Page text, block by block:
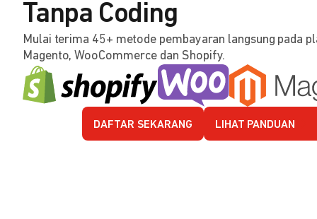
Tanpa Coding
Mulai terima 45+ metode pembayaran langsung pada
Magento, WooCommerce dan Shopify.
DAFTAR SEKARANG LIHAT PANDUAN